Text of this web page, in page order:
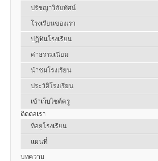
ปรัชญาวิสัยทัศน์
โรงเรียนของเรา
ปฏิทินโรงเรียน
ค่าธรรมเนียม
นำชมโรงเรียน
ประวัติโรงเรียน
เข้าเว็บไซต์ครู
ติดต่อเรา
ที่อยู่โรงเรียน
แผนที่
บทความ